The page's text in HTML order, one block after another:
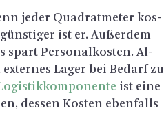
jeder Qua­drat­me­ter kos­
ist er. Au­ßer­dem
spart Per­so­nal­kos­ten. Al­
Lager bei Be­darf zu
ist eine
des­sen Kos­ten eben­falls